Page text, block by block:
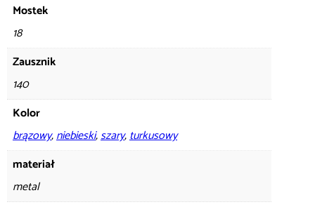
Mostek
18
Zausznik
140
Kolor
brązowy,niebieski,szary,turkusowy
materiał
metal